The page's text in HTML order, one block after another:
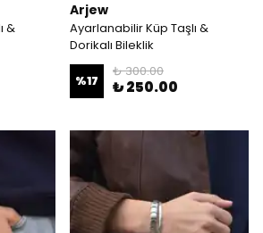
&
Arjew
Ayarlanabilir Küp Taşlı &
Dorikalı Bileklik
%17
₺ 300.00
₺ 250.00